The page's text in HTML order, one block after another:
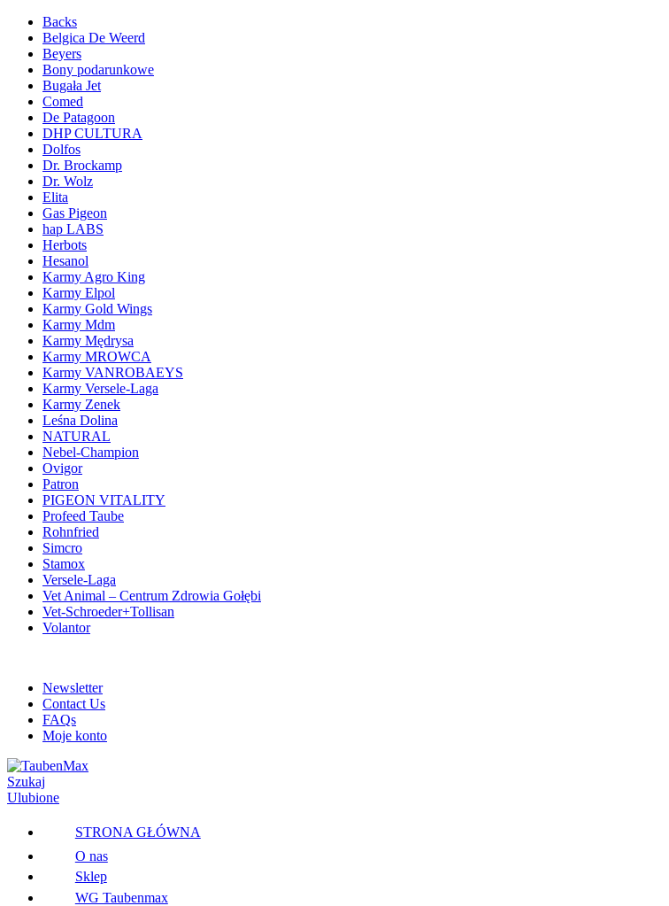
Backs
Belgica De Weerd
Beyers
Bony podarunkowe
Bugała Jet
Comed
De Patagoon
DHP CULTURA
Dolfos
Dr. Brockamp
Dr. Wolz
Elita
Gas Pigeon
hap LABS
Herbots
Hesanol
Karmy Agro King
Karmy Elpol
Karmy Gold Wings
Karmy Mdm
Karmy Mędrysa
Karmy MROWCA
Karmy VANROBAEYS
Karmy Versele-Laga
Karmy Zenek
Leśna Dolina
NATURAL
Nebel-Champion
Ovigor
Patron
PIGEON VITALITY
Profeed Taube
Rohnfried
Simcro
Stamox
Versele-Laga
Vet Animal – Centrum Zdrowia Gołębi
Vet-Schroeder+Tollisan
Volantor
Newsletter
Contact Us
FAQs
Moje konto
Szukaj
Ulubione
STRONA GŁÓWNA
O nas
Sklep
WG Taubenmax